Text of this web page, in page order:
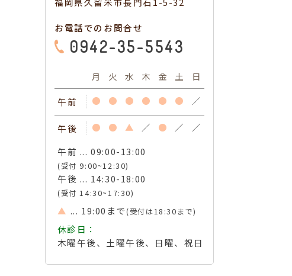
お電話でのお問合せ
0942-35-5543
月 火 水 木 金 土 日
午前 ● ● ● ● ● ● ／
午後 ● ● ▲ ／ ● ／
／
午前 ... 09:00-13:00
(受付 9:00~12:30)
午後 ... 14:30-18:00
(受付 14:30~17:30)
▲ ... 19:00まで(受付は18:30まで)
休診日：
木曜午後、土曜午後、日曜、祝日